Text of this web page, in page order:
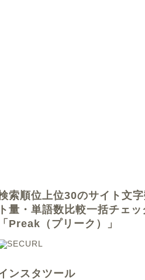
索順位上位30のサイト文
量・単語数比較一括チェッ
Preak（プリーク）」
ンスタツール